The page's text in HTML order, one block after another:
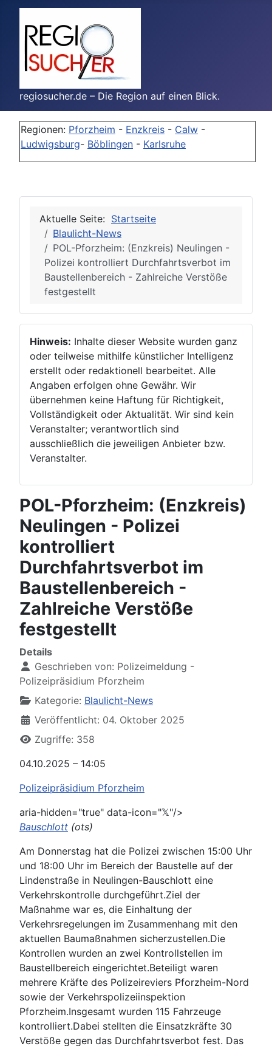
regiosucher.de – Die Region auf einen Blick.
Regionen: Pforzheim - Enzkreis - Calw -
Ludwigsburg- Böblingen - Karlsruhe
Aktuelle Seite: Startseite
Blaulicht-News
POL-Pforzheim: (Enzkreis) Neulingen -
Polizei kontrolliert Durchfahrtsverbot im
Baustellenbereich - Zahlreiche Verstöße
festgestellt
Hinweis: Inhalte dieser Website wurden ganz
oder teilweise mithilfe künstlicher Intelligenz
erstellt oder redaktionell bearbeitet. Alle
Angaben erfolgen ohne Gewähr. Wir
übernehmen keine Haftung für Richtigkeit,
Vollständigkeit oder Aktualität. Wir sind kein
Veranstalter; verantwortlich sind
ausschließlich die jeweiligen Anbieter bzw.
Veranstalter.
POL-Pforzheim: (Enzkreis)
Neulingen - Polizei
kontrolliert
Durchfahrtsverbot im
Baustellenbereich -
Zahlreiche Verstöße
festgestellt
Details
Geschrieben von: Polizeimeldung -
Polizeipräsidium Pforzheim
Kategorie: Blaulicht-News
Veröffentlicht: 04. Oktober 2025
Zugriffe: 358
04.10.2025 – 14:05
Polizeipräsidium Pforzheim
aria-hidden="true" data-icon="𝕏"/>
Bauschlott (ots)
Am Donnerstag hat die Polizei zwischen 15:00 Uhr
und 18:00 Uhr im Bereich der Baustelle auf der
Lindenstraße in Neulingen-Bauschlott eine
Verkehrskontrolle durchgeführt.Ziel der
Maßnahme war es, die Einhaltung der
Verkehrsregelungen im Zusammenhang mit den
aktuellen Baumaßnahmen sicherzustellen.Die
Kontrollen wurden an zwei Kontrollstellen im
Baustellbereich eingerichtet.Beteiligt waren
mehrere Kräfte des Polizeireviers Pforzheim-Nord
sowie der Verkehrspolizeiinspektion
Pforzheim.Insgesamt wurden 115 Fahrzeuge
kontrolliert.Dabei stellten die Einsatzkräfte 30
Verstöße gegen das Durchfahrtsverbot fest. Das